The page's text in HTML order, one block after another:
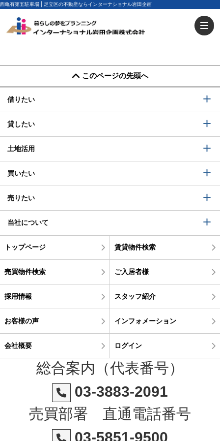
西亀有第五駐車場 | 足立区の不動産ならインターナショナル岩田企画
このページの先頭へ
借りたい
貸したい
土地活用
買いたい
売りたい
当社について
トップページ 賃貸物件検索
売買物件検索 ご入居者様
採用情報 スタッフ紹介
お客様の声 インフォメーション
会社概要 ログイン
総合案内（代表番号）
03-3883-2091
売買部署 直通電話番号
03-5851-9500